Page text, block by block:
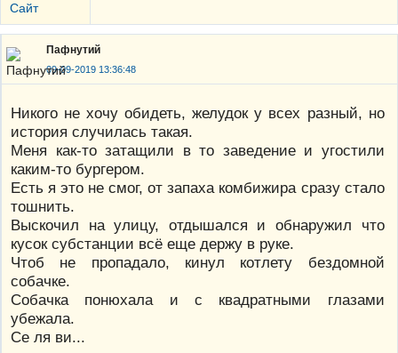
Сайт
Пафнутий
09-09-2019 13:36:48
Никого не хочу обидеть, желудок у всех разный, но
история случилась такая.
Меня как-то затащили в то заведение и угостили
каким-то бургером.
Есть я это не смог, от запаха комбижира сразу стало
тошнить.
Выскочил на улицу, отдышался и обнаружил что
кусок субстанции всё еще держу в руке.
Чтоб не пропадало, кинул котлету бездомной
собачке.
Собачка понюхала и с квадратными глазами
убежала.
Се ля ви...